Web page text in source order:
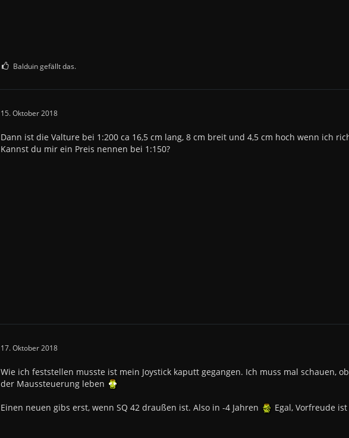
Balduin gefällt das.
15. Oktober 2018
Dann ist die Valture bei 1:200 ca 16,5 cm lang, 8 cm breit und 4,5 cm hoch wenn ich
Kannst du mir ein Preis nennen bei 1:150?
17. Oktober 2018
Wie ich feststellen musste ist mein Joystick kaputt gegangen. Ich muss mal schauen,
der Maussteuerung leben
Einen neuen gibs erst, wenn SQ 42 draußen ist. Also in -4 Jahren Egal, Vorfreude